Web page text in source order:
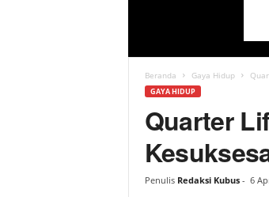
Beranda Gaya Hidup
GAYA HIDUP
Quarter
Penulis Redaksi Kubus- 6